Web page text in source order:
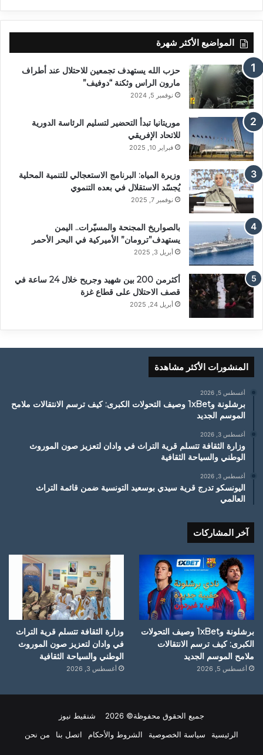
المواضيع الأكثر شهرة
حزب الله يستهدف تجمعين للاحتلال عند أطراف
مارون الراس وثكنة “دوفيف”
نوفمبر 5, 2024
موريتانيا تبدأ التحضير لتسليم الرئاسة الدورية
للاتحاد الإفريقي
فبراير 10, 2025
وزيرة المياه: البرنامج الاستعجالي للتنمية المحلية
يُجسّد الاستقلال في بعده التنموي
نوفمبر 7, 2025
بالصواريخ المجنحة والمسيّرات.. اليمن
يستهدف”ترومان” الأميركية في البحر الأحمر
أبريل 3, 2025
أكثرمن 200 بين شهيد وجريح خلال 24 ساعة في
قصف الاحتلال على قطاع غزة
أبريل 24, 2025
المنشورات الأكثر مشاهدة
أغسطس 5, 2026
برشلونة و1xBet وصيف التحولات الكبرى: كيف ترسم الانتقالات ملامح
الموسم الجديد
أغسطس 3, 2026
وزارة الثقافة تتسلم قرية التراث في وادان لتعزيز صون الموروث
الوطني والسياحة الثقافية
أغسطس 3, 2026
اليونسكو تدرج قرية سيدي بوسعيد التونسية ضمن قائمة التراث
العالمي
آخر المشاركات
برشلونة و1xBet وصيف التحولات
الكبرى: كيف ترسم الانتقالات
ملامح الموسم الجديد
أغسطس 5, 2026
وزارة الثقافة تتسلم قرية التراث
في وادان لتعزيز صون الموروث
الوطني والسياحة الثقافية
أغسطس 3, 2026
جميع الحقوق محفوظة© 2026 شنقيط نيوز
الرئيسية
سياسة الخصوصية الشروط والأحكام اتصل بنا من نحن